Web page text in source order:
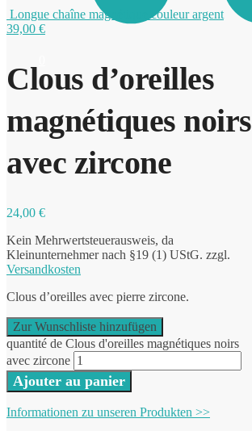
Longue chaîne magnétique couleur argent
39,00 €
Clous d’oreilles
magnétiques noirs
avec zircone
24,00 €
Kein Mehrwertsteuerausweis, da
Kleinunternehmer nach §19 (1) UStG. zzgl.
Versandkosten
Clous d’oreilles avec pierre zircone.
Zur Wunschliste hinzufügen
quantité de Clous d'oreilles magnétiques noirs
avec zircone
Ajouter au panier
Informationen zu unseren Produkten >>